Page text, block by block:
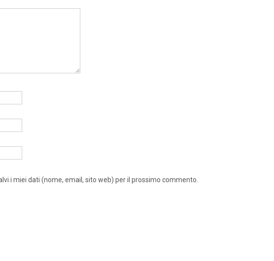
i miei dati (nome, email, sito web) per il prossimo commento.